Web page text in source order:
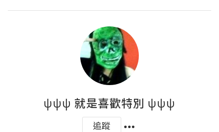
ψψψ 就是喜歡特別 ψψψ
追蹤